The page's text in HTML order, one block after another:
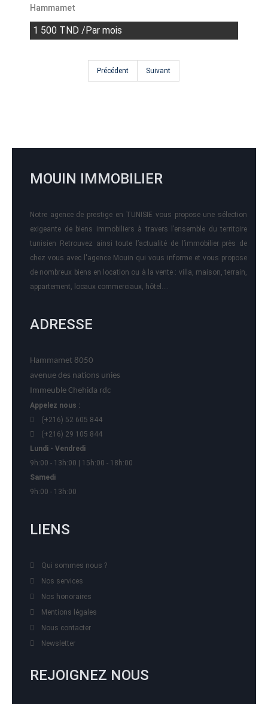
Hammamet
1 500 TND /Par mois
Précédent Suivant
MOUIN IMMOBILIER
Notre agence de prestige en TUNISIE vous propose une sélection
exigeante de biens immobiliers à travers l’ensemble du territoire
tunisien Retrouvez ainsi toute l’actualité de l’immobilier près de
chez vous avec l'agence Mouin qui vous informe et vous propose
de nombreux biens en location ou à la vente : villa, maison, terrain,
appartement, locaux commerciaux, hôtel….
ADRESSE
Hammamet 8050
avenue des nations unies
Immeuble Chehida rdc
Appelez nous :
(+216) 52 605 844
(+216) 29 105 844
Lundi - Vendredi
9h:00 - 13h:00 | 15h:00 - 18h:00
Samedi
9h:00 - 13h:00
LIENS
Qui sommes nous ?
Nos services
Nos honoraires
Mentions légales
Nous contacter
Newsletter
REJOIGNEZ NOUS